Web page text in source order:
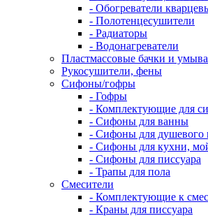
- Обогреватели
- Полотенцесушители
- Радиаторы
- Водонагреватели
Пластмассовые бачки и
Рукосушители, фены
Сифоны/гофры
- Гофры
- Комплектующие для
- Сифоны для ванны
- Сифоны для душевого
- Сифоны для кухни,
- Сифоны для писсуара
- Трапы для пола
Смесители
- Комплектующие к
- Краны для писсуара